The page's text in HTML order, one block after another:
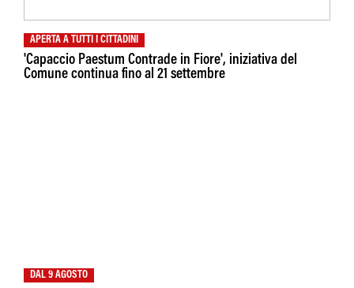
APERTA A TUTTI I CITTADINI
'Capaccio Paestum Contrade in Fiore', iniziativa del
Comune continua fino al 21 settembre
DAL 9 AGOSTO